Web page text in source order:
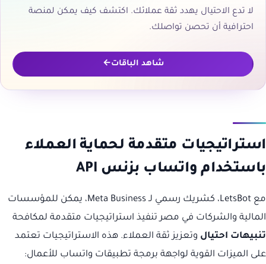
لا تدع الاحتيال يهدد ثقة عملائك. اكتشف كيف يمكن لمنصة
احترافية أن تحصن تواصلك.
شاهد الباقات
استراتيجيات متقدمة لحماية العملاء
باستخدام واتساب بزنس API
مع LetsBot، كشريك رسمي لـ Meta Business، يمكن للمؤسسات
المالية والشركات في مصر تنفيذ استراتيجيات متقدمة لمكافحة
تنبيهات احتيال وتعزيز ثقة العملاء. هذه الاستراتيجيات تعتمد
على الميزات القوية لواجهة برمجة تطبيقات واتساب للأعمال: